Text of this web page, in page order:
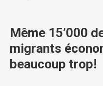
Même 15’000
migrants
beaucoup trop!